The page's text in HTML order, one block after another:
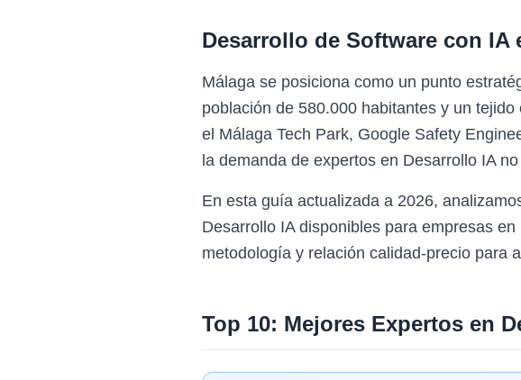
Desarrollo de Software con IA
Málaga se posiciona como un punto
población de 580.000 habitantes y un
el Málaga Tech Park, Google Safety
la demanda de expertos en Desarrollo IA
En esta guía actualizada a 2026,
Desarrollo IA disponibles para empresas
metodología y relación calidad-precio para
Top 10: Mejores Expertos en